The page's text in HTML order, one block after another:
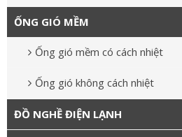
ỐNG GIÓ MỀM
Ống gió mềm có cách nhiệt
Ống gió không cách nhiệt
ĐỒ NGHỀ ĐIỆN LẠNH